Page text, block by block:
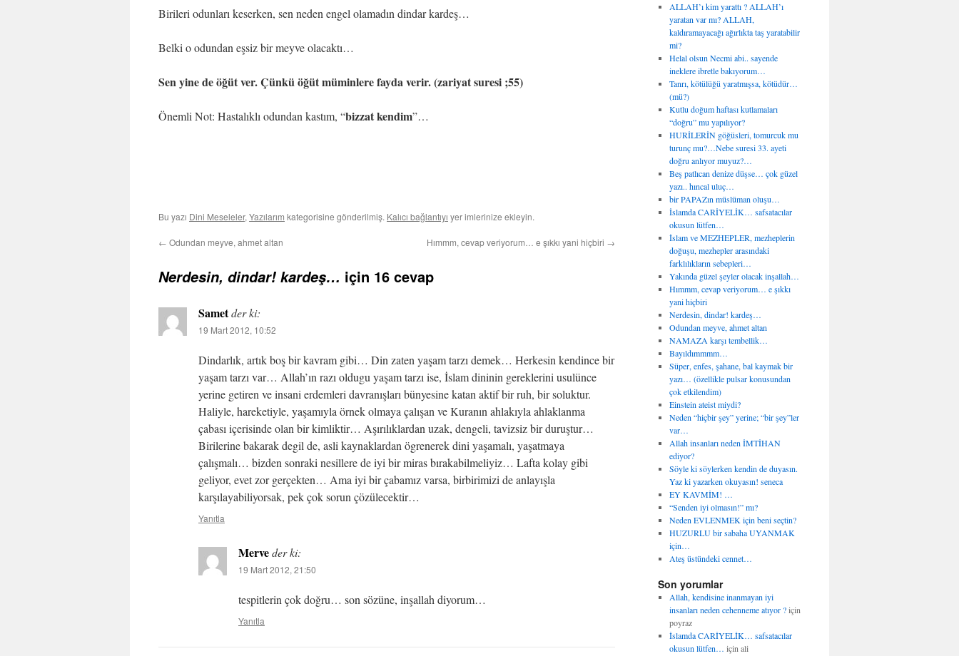
Birileri odunları keserken, sen neden engel olamadın dindar kardeş…
Belki o odundan eşsiz bir meyve olacaktı…
Sen yine de öğüt ver. Çünkü öğüt müminlere fayda verir. (zariyat suresi ;55)
Önemli Not: Hastalıklı odundan kastım, “bizzat kendim”…
Bu yazı Dini Meseleler, Yazılarım kategorisine gönderilmiş. Kalıcı bağlantıyı yer imlerinize ekleyin.
← Odundan meyve, ahmet altan Hımmm, cevap veriyorum… e şıkkı yani hiçbiri →
Nerdesin, dindar! kardeş… için 16 cevap
Sametder ki:
19 Mart 2012, 10:52
Dindarlık, artık boş bir kavram gibi… Din zaten yaşam tarzı demek… Herkesin kendince bir
yaşam tarzı var… Allah’ın razı oldugu yaşam tarzı ise, İslam dininin gereklerini usulünce
yerine getiren ve insani erdemleri davranışları bünyesine katan aktif bir ruh, bir soluktur.
Haliyle, hareketiyle, yaşamıyla örnek olmaya çalışan ve Kuranın ahlakıyla ahlaklanma
çabası içerisinde olan bir kimliktir… Aşırılıklardan uzak, dengeli, tavizsiz bir duruştur…
Birilerine bakarak degil de, asli kaynaklardan ögrenerek dini yaşamalı, yaşatmaya
çalışmalı… bizden sonraki nesillere de iyi bir miras bırakabilmeliyiz… Lafta kolay gibi
geliyor, evet zor gerçekten… Ama iyi bir çabamız varsa, birbirimizi de anlayışla
karşılayabiliyorsak, pek çok sorun çözülecektir…
Yanıtla
Merveder ki:
19 Mart 2012, 21:50
tespitlerin çok doğru… son sözüne, inşallah diyorum…
Yanıtla
ALLAH’ı kim yarattı ? ALLAH’ı
yaratan var mı? ALLAH,
kaldıramayacağı ağırlıkta taş yaratabilir
mi?
Helal olsun Necmi abi.. sayende
ineklere ibretle bakıyorum…
Tanrı, kötülüğü yaratmışsa, kötüdür…
(mü?)
Kutlu doğum haftası kutlamaları
“doğru” mu yapılıyor?
HURİLERİN göğüsleri, tomurcuk mu
turunç mu?…Nebe suresi 33. ayeti
doğru anlıyor muyuz?…
Beş patlıcan denize düşse… çok güzel
yazı.. hıncal uluç…
bir PAPAZın müslüman oluşu…
İslamda CARİYELİK… safsatacılar
okusun lütfen…
İslam ve MEZHEPLER, mezheplerin
doğuşu, mezhepler arasındaki
farklılıkların sebepleri…
Yakında güzel şeyler olacak inşallah…
Hımmm, cevap veriyorum… e şıkkı
yani hiçbiri
Nerdesin, dindar! kardeş…
Odundan meyve, ahmet altan
NAMAZA karşı tembellik…
Bayıldımmmm…
Süper, enfes, şahane, bal kaymak bir
yazı… (özellikle pulsar konusundan
çok etkilendim)
Einstein ateist miydi?
Neden “hiçbir şey” yerine; “bir şey”ler
var…
Allah insanları neden İMTİHAN
ediyor?
Söyle ki söylerken kendin de duyasın.
Yaz ki yazarken okuyasın! seneca
EY KAVMİM! …
“Senden iyi olmasın!” mı?
Neden EVLENMEK için beni seçtin?
HUZURLU bir sabaha UYANMAK
için…
Ateş üstündeki cennet…
Son yorumlar
Allah, kendisine inanmayan iyi
insanları neden cehenneme atıyor ?için
poyraz
İslamda CARİYELİK… safsatacılar
okusun lütfen… için ali